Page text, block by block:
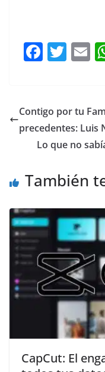
F
e
b
o
k
T
er
E
l
Contigo por tu
precedentes: Luis
Lo que no
También
CapCut: El